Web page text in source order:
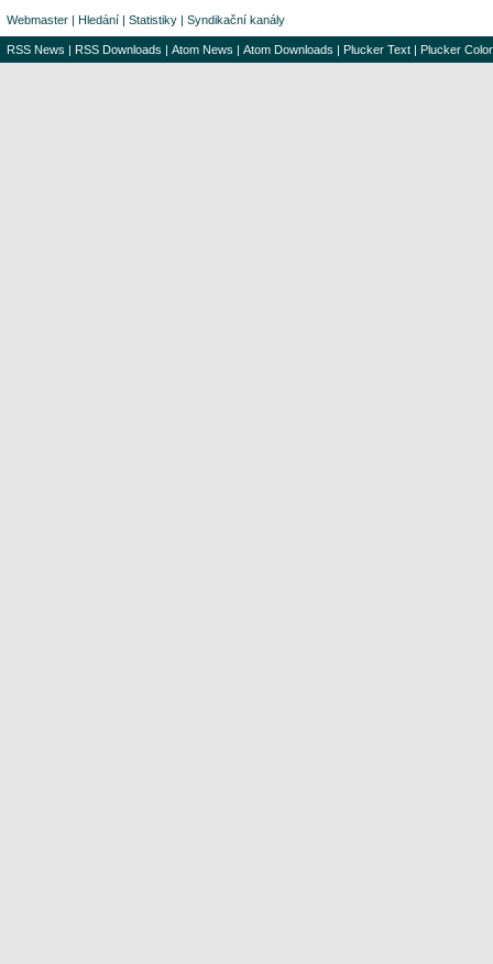
Webmaster | Hledání | Statistiky | Syndikační kanály
RSS News | RSS Downloads | Atom News | Atom Downloads | Plucker Text | Plucker Color